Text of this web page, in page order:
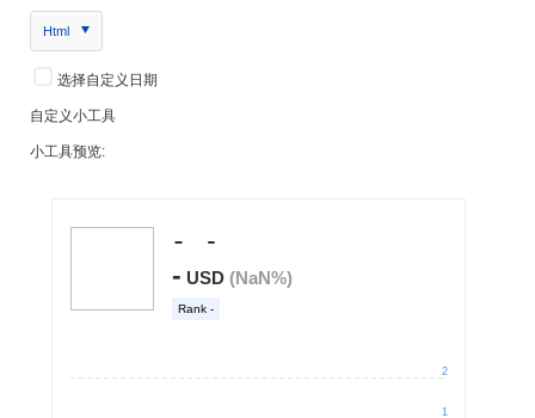
Html
选择自定义日期
自定义小工具
小工具预览: